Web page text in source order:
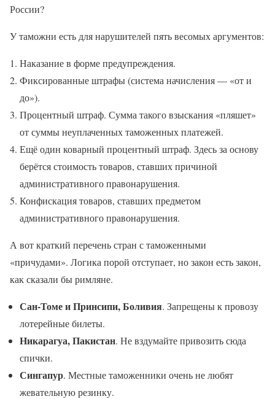
России?
У таможни есть для нарушителей пять весомых аргументов:
Наказание в форме предупреждения.
Фиксированные штрафы (система начисления — «от и
до»).
Процентный штраф. Сумма такого взыскания «пляшет»
от суммы неуплаченных таможенных платежей.
Ещё один коварный процентный штраф. Здесь за основу
берётся стоимость товаров, ставших причиной
административного правонарушения.
Конфискация товаров, ставших предметом
административного правонарушения.
А вот краткий перечень стран с таможенными
«причудами». Логика порой отступает, но закон есть закон,
как сказали бы римляне.
Сан-Томе и Принсипи, Боливия. Запрещены к провозу
лотерейные билеты.
Никарагуа, Пакистан. Не вздумайте привозить сюда
спички.
Сингапур. Местные таможенники очень не любят
жевательную резинку.